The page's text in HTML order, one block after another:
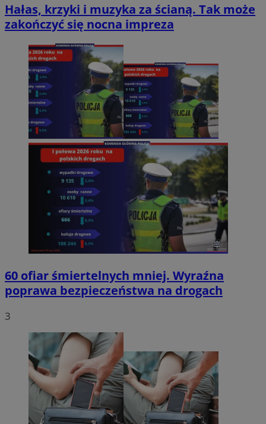
Hałas, krzyki i muzyka za ścianą. Tak może
zakończyć się nocna impreza
60 ofiar śmiertelnych mniej. Wyraźna
poprawa bezpieczeństwa na drogach
3